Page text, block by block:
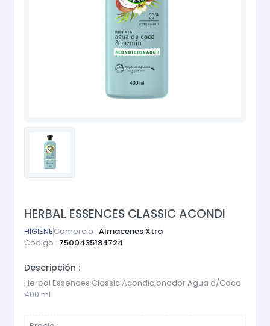
HERBAL ESSENCES CLASSIC ACONDI
HIGIENEComercio : Almacenes Xtra
Codigo : 7500435184724
Descripción :
Herbal Essences Classic Acondicionador Agua d/Coco
400 ml